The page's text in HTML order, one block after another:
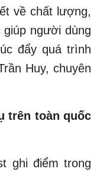
về chất lượng,
người dùng
đẩy quá trình
Huy, chuyên
trên toàn quốc
ghi điểm trong